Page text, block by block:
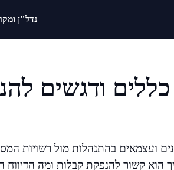
נדל"ן
כללים ודגשים
ועצמאים בהתנהלות מול רשויות
הוא קשור להנפקת קבלות ומה